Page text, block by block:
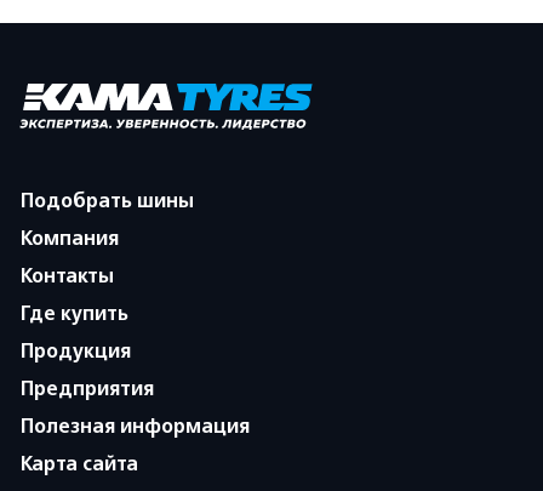
Подобрать шины
Компания
Контакты
Где купить
Продукция
Предприятия
Полезная информация
Карта сайта